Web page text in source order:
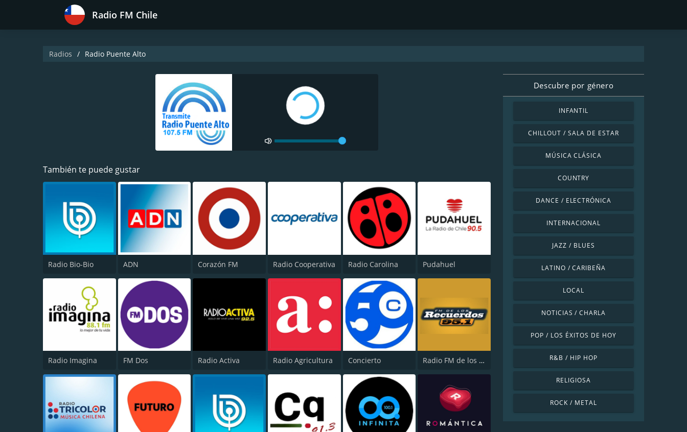
Radio FM Chile
Radios Radio Puente Alto
También te puede gustar
Radio Bio-Bio ADN Corazón FM Radio Cooperativa Radio Carolina Pudahuel
Radio Imagina FM Dos Radio Activa Radio Agricultura Concierto Radio FM de los Recuerdos
Descubre por género
INFANTIL
CHILLOUT / SALA DE ESTAR
MÚSICA CLÁSICA
COUNTRY
DANCE / ELECTRÓNICA
INTERNACIONAL
JAZZ / BLUES
LATINO / CARIBEÑA
LOCAL
NOTICIAS / CHARLA
POP / LOS ÉXITOS DE HOY
R&B / HIP HOP
RELIGIOSA
ROCK / METAL